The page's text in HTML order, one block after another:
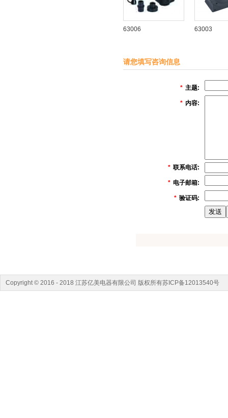
63006 63003
请您填写咨询信息
* 主题:
* 内容:
* 联系电话:
* 电子邮箱:
* 验证码:
Copyright © 2016 - 2018 江苏亿美电器有限公司 版权所有苏ICP备12013540号